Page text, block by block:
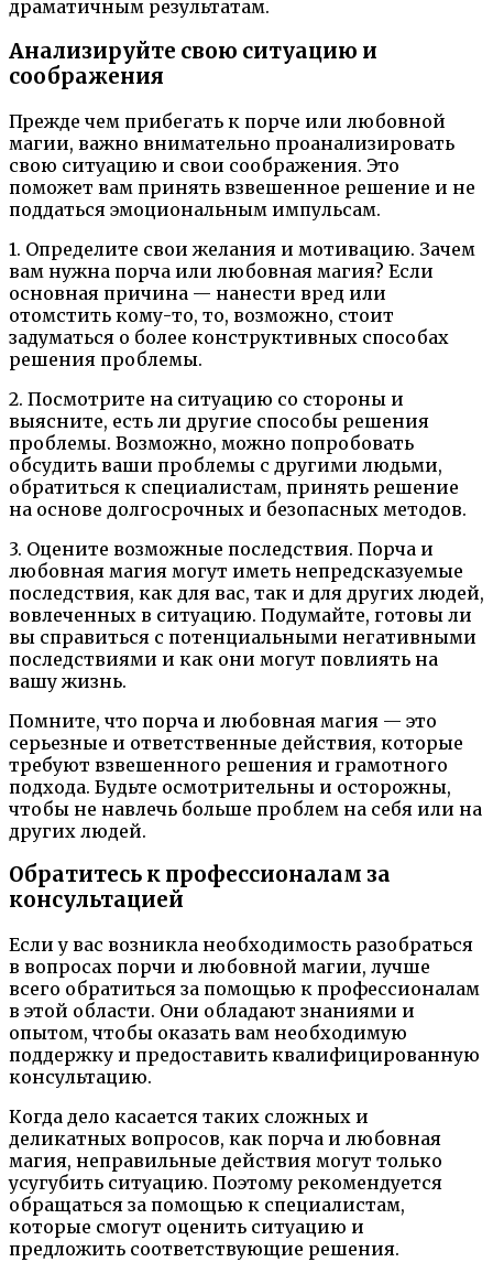
драматичным результатам.
Анализируйте свою ситуацию и
соображения
Прежде чем прибегать к порче или любовной
магии, важно внимательно проанализировать
свою ситуацию и свои соображения. Это
поможет вам принять взвешенное решение и не
поддаться эмоциональным импульсам.
1. Определите свои желания и мотивацию. Зачем
вам нужна порча или любовная магия? Если
основная причина — нанести вред или
отомстить кому-то, то, возможно, стоит
задуматься о более конструктивных способах
решения проблемы.
2. Посмотрите на ситуацию со стороны и
выясните, есть ли другие способы решения
проблемы. Возможно, можно попробовать
обсудить ваши проблемы с другими людьми,
обратиться к специалистам, принять решение
на основе долгосрочных и безопасных методов.
3. Оцените возможные последствия. Порча и
любовная магия могут иметь непредсказуемые
последствия, как для вас, так и для других людей,
вовлеченных в ситуацию. Подумайте, готовы ли
вы справиться с потенциальными негативными
последствиями и как они могут повлиять на
вашу жизнь.
Помните, что порча и любовная магия — это
серьезные и ответственные действия, которые
требуют взвешенного решения и грамотного
подхода. Будьте осмотрительны и осторожны,
чтобы не навлечь больше проблем на себя или на
других людей.
Обратитесь к профессионалам за
консультацией
Если у вас возникла необходимость разобраться
в вопросах порчи и любовной магии, лучше
всего обратиться за помощью к профессионалам
в этой области. Они обладают знаниями и
опытом, чтобы оказать вам необходимую
поддержку и предоставить квалифицированную
консультацию.
Когда дело касается таких сложных и
деликатных вопросов, как порча и любовная
магия, неправильные действия могут только
усугубить ситуацию. Поэтому рекомендуется
обращаться за помощью к специалистам,
которые смогут оценить ситуацию и
предложить соответствующие решения.